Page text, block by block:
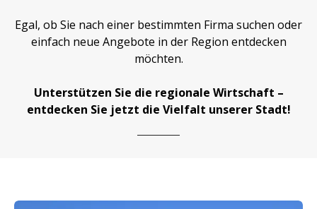
Egal, ob Sie nach einer bestimmten Firma suchen oder
einfach neue Angebote in der Region entdecken
möchten.
Unterstützen Sie die regionale Wirtschaft –
entdecken Sie jetzt die Vielfalt unserer Stadt!